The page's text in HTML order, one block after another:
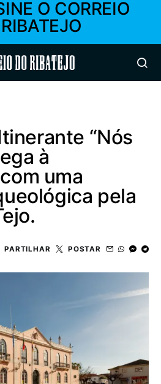
O CORREIO
do Ribatejo
“Nós
à
uma
pela
PARTILHAR POSTAR